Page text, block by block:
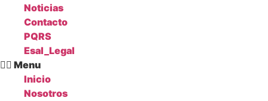
Noticias
Contacto
PQRS
Esal_Legal
Menu
Inicio
Nosotros